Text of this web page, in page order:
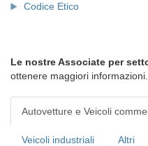
Codice Etico
Le nostre Associate per
ottenere maggiori informazioni.
Autovetture e Veicoli
Veicoli industriali Altri